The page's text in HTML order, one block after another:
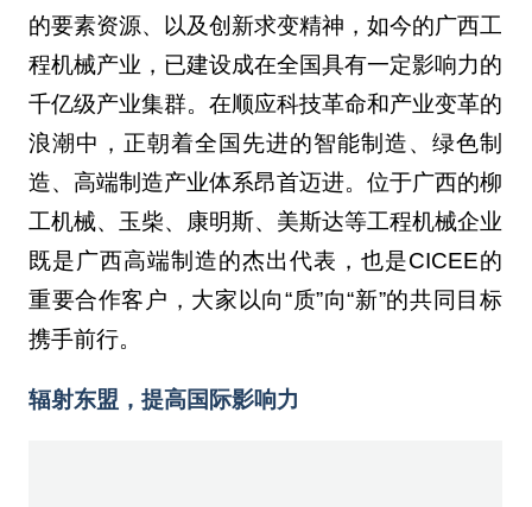
的要素资源、以及创新求变精神，如今的广西工
程机械产业，已建设成在全国具有一定影响力的
千亿级产业集群。在顺应科技革命和产业变革的
浪潮中，正朝着全国先进的智能制造、绿色制
造、高端制造产业体系昂首迈进。位于广西的柳
工机械、玉柴、康明斯、美斯达等工程机械企业
既是广西高端制造的杰出代表，也是CICEE的
重要合作客户，大家以向“质”向“新”的共同目标
携手前行。
辐射东盟，提高国际影响力